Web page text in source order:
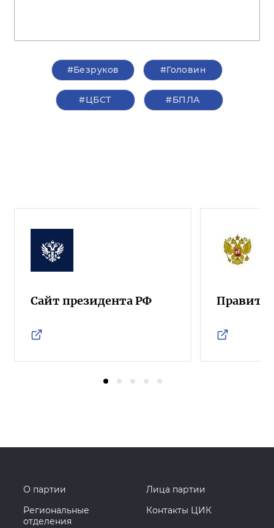
#Безруков #Головин
#ЦБСТ #БПЛА
Сайт президента РФ
О партии
Лица партии
Региональные
отделения
Контакты ЦИК